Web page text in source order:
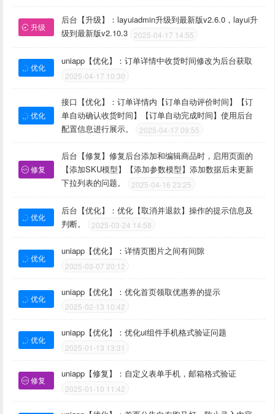
升级
后台【升级】：layuiadmin升级到最新版v2.6.0，layui升
级到最新版v2.10.3
2025-04-17 14:55
优化
uniapp【优化】：订单详情中收货时间修改为后台获取
2025-04-17 10:30
优化
接口【优化】：订单详情内【订单自动评价时间】【订
单自动确认收货时间】【订单自动完成时间】使用后台
配置信息进行展示。
2025-04-17 09:55
修复
后台【修复】修复后台添加和编辑商品时，启用页面的
【添加SKU模型】【添加参数模型】添加数据后未更新
下拉列表的问题。
2025-04-16 23:25
优化
后台【优化】：优化【取消并退款】操作的提示信息及
判断。
2025-03-24 14:58
优化
uniapp【优化】：详情页图片之间有间隙
2025-03-07 20:12
优化
uniapp【优化】：优化首页领取优惠券的提示
2025-02-13 10:42
优化
uniapp【优化】：优化ui组件手机格式验证问题
2025-01-13 13:31
修复
uniapp【修复】：自定义表单手机，邮箱格式验证
2025-01-10 11:42